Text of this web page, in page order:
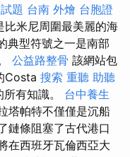
題 台南 外燴 台胞證
米尼周圍最美麗的海
典型符號之一是南部
公益路整骨 該網站包
Costa 搜索 重聽 助聽
有知識。 台中養生
塔帕特不僅僅是沉船
鏈條阻塞了古代港口
在西班牙瓦倫西亞大